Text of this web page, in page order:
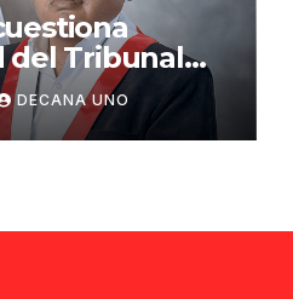
del Tribunal
tras liberación
DECANA UNO